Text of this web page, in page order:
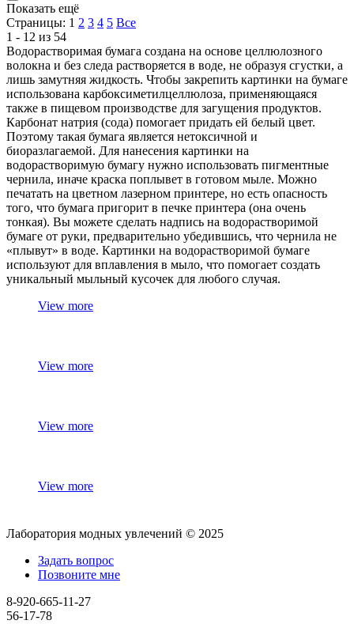
Показать ещё
Страницы: 1 2 3 4 5 Все
1 - 12 из 54
Водорастворимая бумага создана на основе целлюлозного
волокна и без следа растворяется в воде, не образуя сгустки, а
лишь замутняя жидкость. Чтобы закрепить картинки на бумаге
использована карбоксиметилцеллюлоза, применяющаяся
также в пищевом производстве для загущения продуктов.
Карбонат натрия (сода) помогает придать ей белый цвет.
Поэтому такая бумага является нетоксичной и
биоразлагаемой. Для нанесения картинки на
водорастворимую бумагу нужно использовать пигментные
чернила, иначе краска поплывет в готовом мыле. Можно
печатать на цветном лазерном принтере, но есть опасность
того, что бумага пригорит в печке принтера (она очень
тонкая). Вы можете сделать надпись на водорастворимой
бумаге от руки, предварительно убедившись, что чернила не
«плывут» в воде. Картинки на водорастворимой бумаге
используют для вплавления в мыло, что помогает создать
уникальный мыльный кусочек для любого случая.
View more
View more
View more
View more
Лаборатория модных увлечений © 2025
Задать вопрос
Позвоните мне
8-920-665-11-27
56-17-78